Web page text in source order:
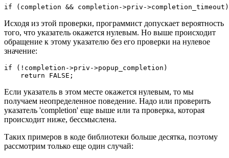
if (completion && completion->priv->completion_timeout)
Исходя из этой проверки, программист допускает вероятность
того, что указатель окажется нулевым. Но выше происходит
обращение к этому указателю без его проверки на нулевое
значение:
if (!completion->priv->popup_completion)
    return FALSE;
Если указатель в этом месте окажется нулевым, то мы
получаем неопределенное поведение. Надо или проверить
указатель 'completion' еще выше или та проверка, которая
происходит ниже, бессмыслена.
Таких примеров в коде библиотеки больше десятка, поэтому
рассмотрим только еще один случай: